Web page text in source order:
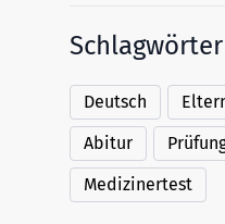
Schlagwörter
Deutsch
Abitur
Medizinertest